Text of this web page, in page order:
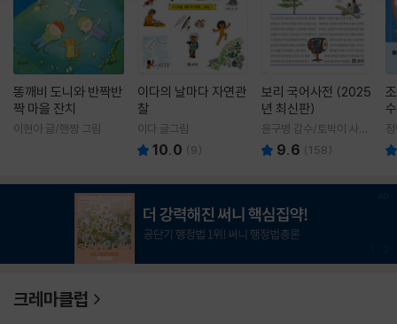
똥깨비 도니와 반짝반
짝 마을 잔치
이현아 글/핸짱 그림
이다의 날마다 자연관
찰
이다 글그림
10.0 (9)
보리 국어사전 (2025
년 최신판)
윤구병 감수/토박이 사전
편찬실 편
9.6 (158)
크레마클럽